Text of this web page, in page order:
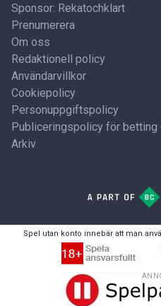
Sponsor: Rekatochklart
Prenumerera
Om oss
Redaktionell policy
Användarvillkor
Cookiepolicy
Personuppgiftspolicy
Publiceringspolicy för
Arkiv
Spel utan konto innebär att man